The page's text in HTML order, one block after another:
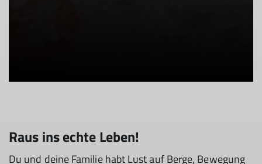
Raus ins echte Leben!
Du und deine Familie habt Lust auf Berge, Bewegung